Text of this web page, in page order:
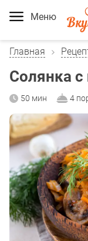
Меню
Главная
Солянка с
50 мин 4